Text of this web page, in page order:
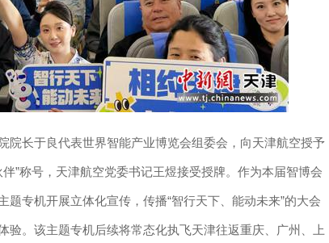
长于良代表世界智能产业博览会组委会，向天津航空授予
”称号，天津航空党委书记王煜接受授牌。作为本届智博会
题专机开展立体化宣传，传播“智行天下、能动未来”的大会
验。该主题专机后续将常态化执飞天津往返重庆、广州、上